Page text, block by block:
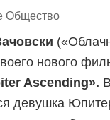
Общество
нового
Ascending».
девушка